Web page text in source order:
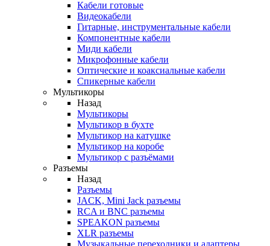
Кабели готовые
Видеокабели
Гитарные, инструментальные кабели
Компонентные кабели
Миди кабели
Микрофонные кабели
Оптические и коаксиальные кабели
Спикерные кабели
Мультикоры
Назад
Мультикоры
Мультикор в бухте
Мультикор на катушке
Мультикор на коробе
Мультикор с разъёмами
Разъемы
Назад
Разъемы
JACK, Mini Jack разъемы
RCA и BNC разъемы
SPEAKON разъемы
XLR разъемы
Музыкальные переходники и адаптеры